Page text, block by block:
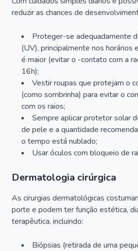
reduzir as chances de
Proteger-se adequadamente
(UV), principalmente nos horários
é maior (evitar o -contato com a
16h);
Vestir roupas que protejam o
(como sombrinha) para evitar o
com os raios;
Sempre aplicar protetor solar
de pele e a quantidade
o tempo está nublado;
Usar óculos com bloqueio de
Dermatologia cirúrgica
As cirurgias dermatológicas
porte e podem ter função estética,
terapêutica, incluindo:
Biópsias (retirada de uma